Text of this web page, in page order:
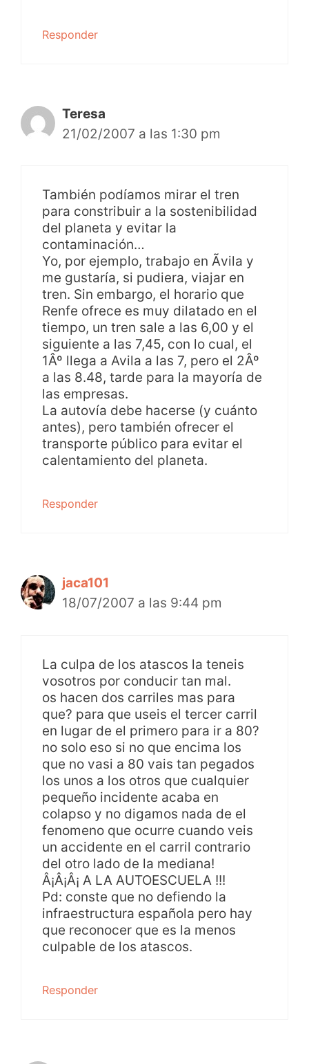
Responder
Teresa
21/02/2007 a las 1:30 pm
También podíamos mirar el tren
para constribuir a la sostenibilidad
del planeta y evitar la
contaminación…
Yo, por ejemplo, trabajo en Ãvila y
me gustaría, si pudiera, viajar en
tren. Sin embargo, el horario que
Renfe ofrece es muy dilatado en el
tiempo, un tren sale a las 6,00 y el
siguiente a las 7,45, con lo cual, el
1Âº llega a Avila a las 7, pero el 2Âº
a las 8.48, tarde para la mayoría de
las empresas.
La autovía debe hacerse (y cuánto
antes), pero también ofrecer el
transporte público para evitar el
calentamiento del planeta.
Responder
jaca101
18/07/2007 a las 9:44 pm
La culpa de los atascos la teneis
vosotros por conducir tan mal.
os hacen dos carriles mas para
que? para que useis el tercer carril
en lugar de el primero para ir a 80?
no solo eso si no que encima los
que no vasi a 80 vais tan pegados
los unos a los otros que cualquier
pequeño incidente acaba en
colapso y no digamos nada de el
fenomeno que ocurre cuando veis
un accidente en el carril contrario
del otro lado de la mediana!
Â¡Â¡Â¡ A LA AUTOESCUELA !!!
Pd: conste que no defiendo la
infraestructura española pero hay
que reconocer que es la menos
culpable de los atascos.
Responder